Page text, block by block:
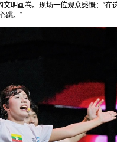
明画卷。现场一位观众感慨：“在
跳。”